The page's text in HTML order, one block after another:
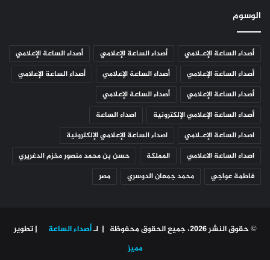
الوسوم
أصداء الساعة الإعـلامي أصداء الساعة الإعلامي
أصداء الساعة الإعلامي
أصداء الساعة الإعلامي
أصداء الساعة الإعلامي
أصداء الساعة الإعلامي
أصداء الساعة الإعلامي
أصداء الساعة الإعلامي
أصداء الساعة الإعلامي الإلكترونية
اصداء الساعة
اصداء الساعة الإعـلامي
اصداء الساعة الإعلامي الإلكترونية
اصداء الساعة الاعلامي
المملكة
حسن بن محمد منصور مخزم الدغريري
فاطمة عواجي
محمد جمعان الدوسري مصر
© حقوق النشر 2026، جميع الحقوق محفوظة | لـ أصداء الساعة
| تطوير
مميز